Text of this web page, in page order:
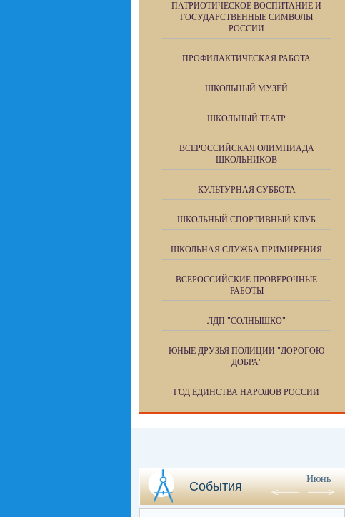
ПАТРИОТИЧЕСКОЕ ВОСПИТАНИЕ И
ГОСУДАРСТВЕННЫЕ СИМВОЛЫ
РОССИИ
ПРОФИЛАКТИЧЕСКАЯ РАБОТА
ШКОЛЬНЫЙ МУЗЕЙ
ШКОЛЬНЫЙ ТЕАТР
ВСЕРОССИЙСКАЯ ОЛИМПИАДА
ШКОЛЬНИКОВ
КУЛЬТУРНАЯ СУББОТА
ШКОЛЬНЫЙ СПОРТИВНЫЙ КЛУБ
ШКОЛЬНАЯ СЛУЖБА ПРИМИРЕНИЯ
ВСЕРОССИЙСКИЕ ПРОВЕРОЧНЫЕ
РАБОТЫ
ЛДП "СОЛНЫШКО"
ЮНЫЕ ДРУЗЬЯ ПОЛИЦИИ "ДОРОГОЮ
ДОБРА"
ГОД ЕДИНСТВА НАРОДОВ РОССИИ
События
Июнь